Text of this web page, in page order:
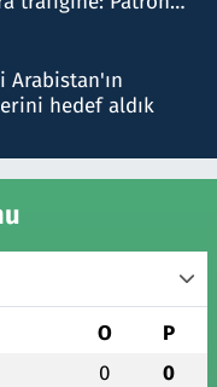
Arabistan'ın
hedef aldık
O P
0 0